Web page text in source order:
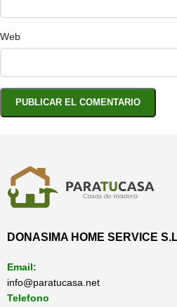
Web
DONASIMA HOME SERVICE
Email:
info@paratucasa.net
Telefono